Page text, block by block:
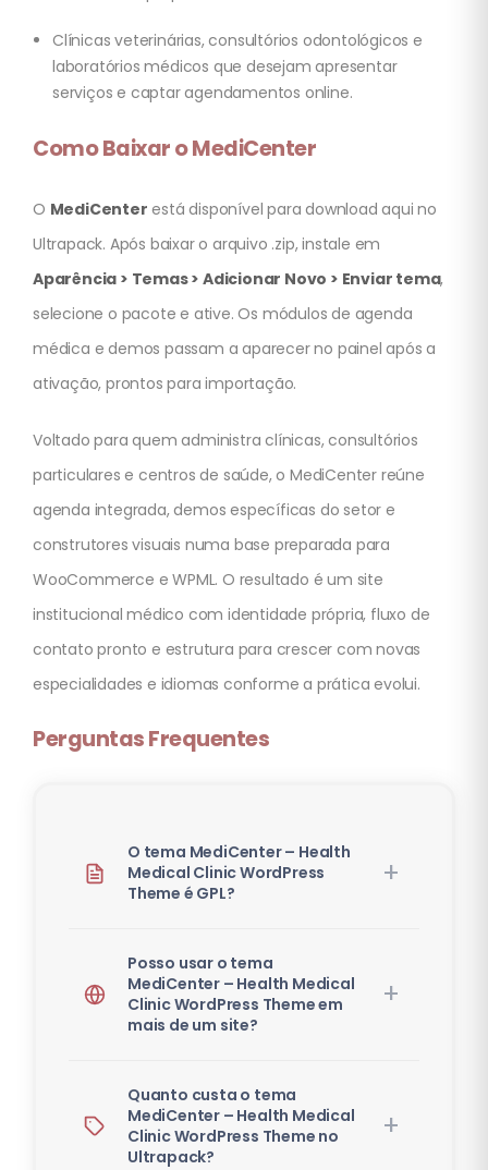
Clínicas veterinárias, consultórios odontológicos e
laboratórios médicos que desejam apresentar
serviços e captar agendamentos online.
Como Baixar o MediCenter
O MediCenter está disponível para download aqui no
Ultrapack. Após baixar o arquivo .zip, instale em
Aparência > Temas > Adicionar Novo > Enviar tema,
selecione o pacote e ative. Os módulos de agenda
médica e demos passam a aparecer no painel após a
ativação, prontos para importação.
Voltado para quem administra clínicas, consultórios
particulares e centros de saúde, o MediCenter reúne
agenda integrada, demos específicas do setor e
construtores visuais numa base preparada para
WooCommerce e WPML. O resultado é um site
institucional médico com identidade própria, fluxo de
contato pronto e estrutura para crescer com novas
especialidades e idiomas conforme a prática evolui.
Perguntas Frequentes
O tema MediCenter – Health
Medical Clinic WordPress
Theme é GPL?
Posso usar o tema
MediCenter – Health Medical
Clinic WordPress Theme em
mais de um site?
Quanto custa o tema
MediCenter – Health Medical
Clinic WordPress Theme no
Ultrapack?